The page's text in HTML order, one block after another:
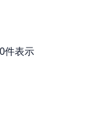
件表示